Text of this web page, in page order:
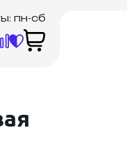
пн-сб